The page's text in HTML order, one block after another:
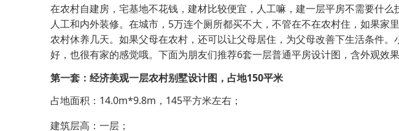
在农村自建房，宅基地不花钱，建材比较便宜，人工嘛，建一层平房不需要什
人工和内外装修。在城市，5万连个厕所都买不大，不管在不在农村住，如果
农村休养几天。如果父母在农村，还可以让父母居住，为父母改善下生活条件
好，也很有家的感觉哦。下面为朋友们推荐6套一层普通平房设计图，含外观效
第一套：经济美观一层农村别墅设计图，占地150平米
占地面积：14.0m*9.8m，145平方米左右；
建筑层高：一层；